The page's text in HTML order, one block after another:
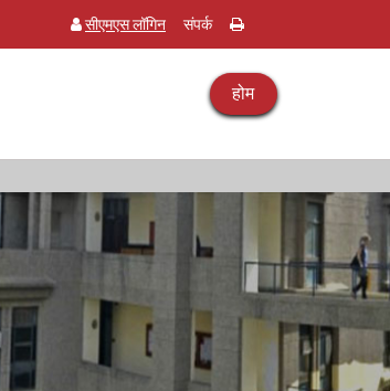
सीएमएस लॉगिन संपर्क
होम